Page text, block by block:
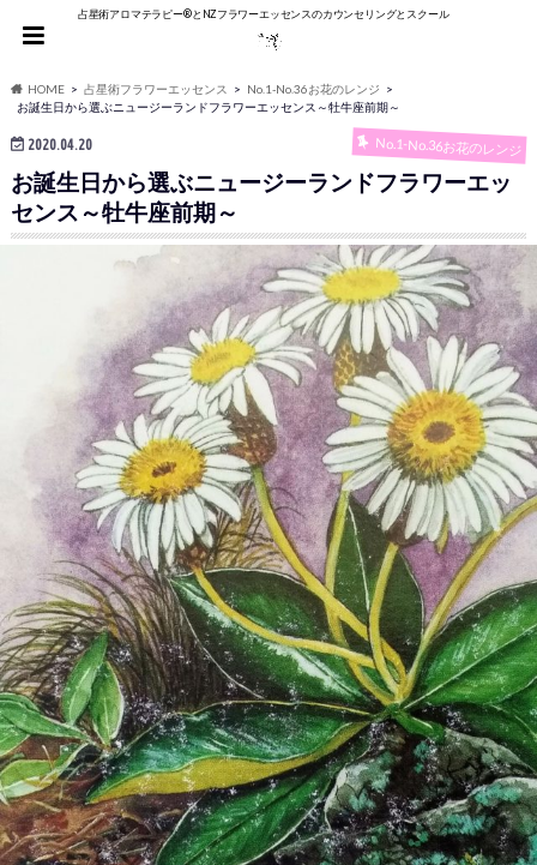
占星術アロマテラピー®︎とNZフラワーエッセンスのカウンセリングとスクール
HOME 占星術フラワーエッセンス
No.1-No.36お花のレンジ
お誕生日から選ぶニュージーランドフラワーエッセンス～牡牛座前期～
2020.04.20 No.1-No.36お花のレンジ
お誕生日から選ぶニュージーランドフラワーエッ
センス～牡牛座前期～